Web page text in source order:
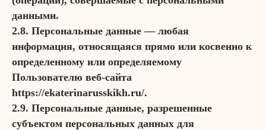
данными.
2.8. Персональные данные — любая
информация, относящаяся прямо или косвенно к
определенному или определяемому
Пользователю веб-сайта
https://ekaterinarusskikh.ru/.
2.9. Персональные данные, разрешенные
субъектом персональных данных для